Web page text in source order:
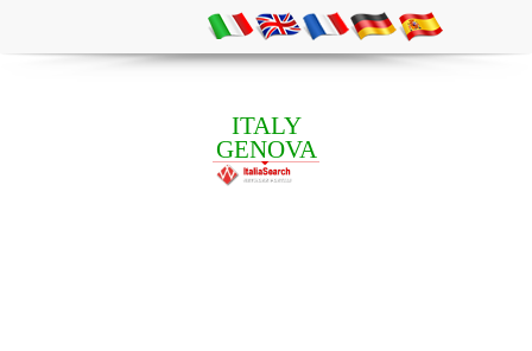
ITALY
GENOVA